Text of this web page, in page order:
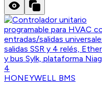
HONEYWELL BMS